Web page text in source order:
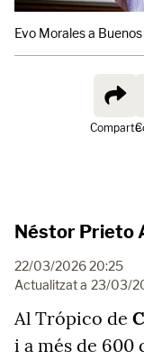
Evo Morales a
Comparte
Néstor Prieto
22/03/2026 20:25
Actualitzat a 23/03/
Al Trópico de
i a més de 600